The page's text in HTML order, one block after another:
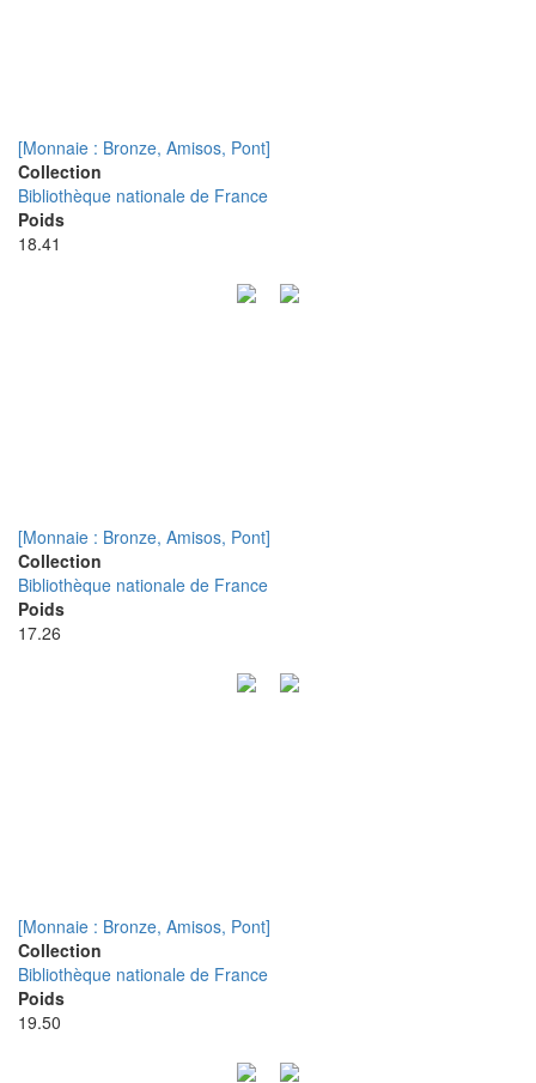
[Monnaie : Bronze, Amisos, Pont]
Collection
Bibliothèque nationale de France
Poids
18.41
[Monnaie : Bronze, Amisos, Pont]
Collection
Bibliothèque nationale de France
Poids
17.26
[Monnaie : Bronze, Amisos, Pont]
Collection
Bibliothèque nationale de France
Poids
19.50